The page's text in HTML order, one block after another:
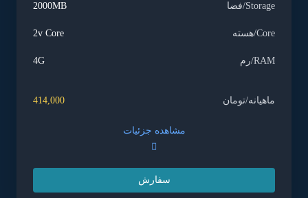
Storage/فضا 2000MB
Core/هسته 2v Core
RAM/رم 4G
ماهیانه/تومان 414,000
مشاهده جزئیات
سفارش